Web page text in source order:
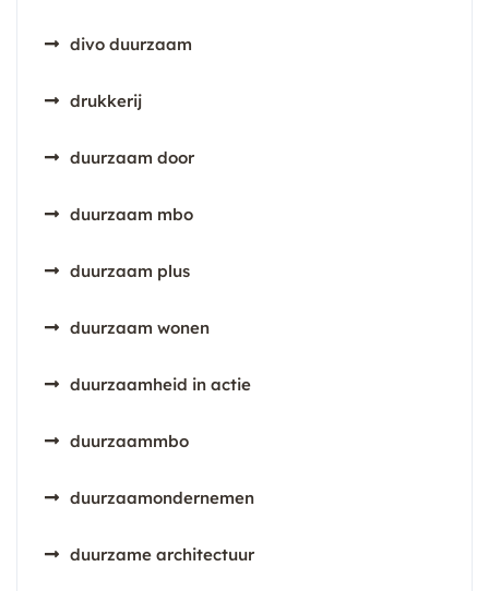
divo duurzaam
drukkerij
duurzaam door
duurzaam mbo
duurzaam plus
duurzaam wonen
duurzaamheid in actie
duurzaammbo
duurzaamondernemen
duurzame architectuur